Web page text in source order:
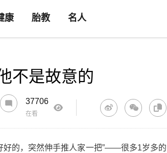
康 胎教 名人
不是故意的
37706
在看
的，突然伸手推人家一把”——很多1岁多的